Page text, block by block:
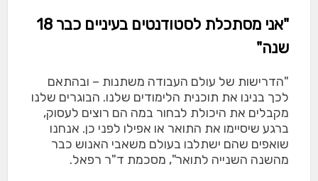
"אני מסתכלת לסטודנטים בעיניים כבר 18
שנה"
"הדרישות של עולם העבודה משתנות – ובהתאם
לכך בנינו את תוכנית הלימודים שלנו. הבוגרים שלנו
מקבלים את היכולת לבחור במה הם רוצים לעסוק,
ברגע שיסיימו את התואר או אפילו לפני כן. אנחנו
שואפים שהם ישתלבו בעולם משאבי האנוש כבר
מהשנה השנייה לתואר", מסכמת ד"ר רפאל.